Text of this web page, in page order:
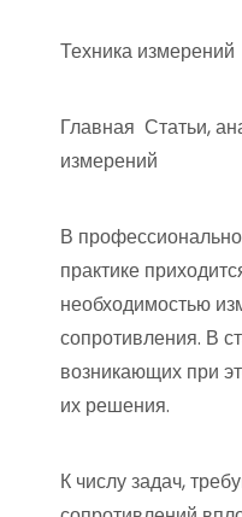
Техника измерений
Главная Статьи,
измерений
В
практике
необходимостью
сопротивления. В
возникающих при
их решения.
К числу задач,